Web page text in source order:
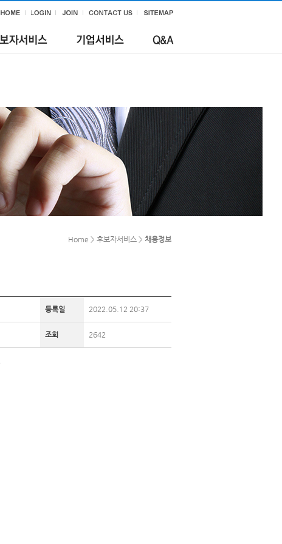
Home > 후보자서비스 > 채용정보
등록일 2022.05.12 20:37
조회 2642